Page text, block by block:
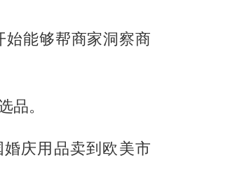
能够帮商家洞察商
品。
庆用品卖到欧美市